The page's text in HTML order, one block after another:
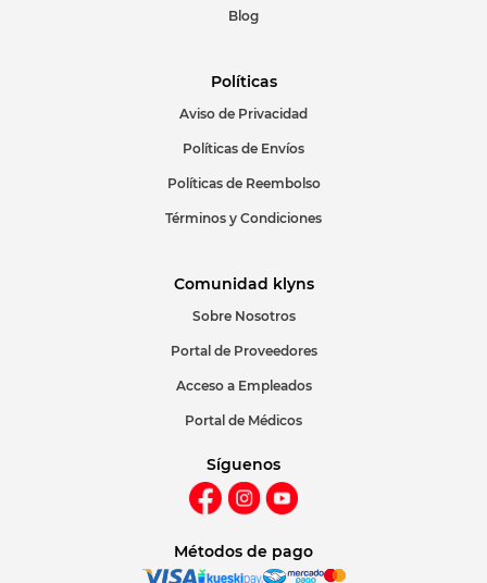
ENVIAR COMENTARIO
Blog
Políticas
Aviso de Privacidad
Políticas de Envíos
Políticas de Reembolso
Términos y Condiciones
Comunidad klyns
Sobre Nosotros
Portal de Proveedores
Acceso a Empleados
Portal de Médicos
Síguenos
Métodos de pago